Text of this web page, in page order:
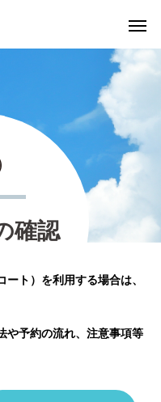
確認
ト）を利用する場合は、
や予約の流れ、注意事項等